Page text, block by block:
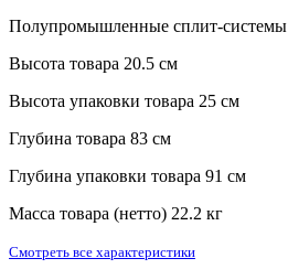
Полупромышленные сплит-системы
Высота товара 20.5 см
Высота упаковки товара 25 см
Глубина товара 83 см
Глубина упаковки товара 91 см
Масса товара (нетто) 22.2 кг
Смотреть все характеристики